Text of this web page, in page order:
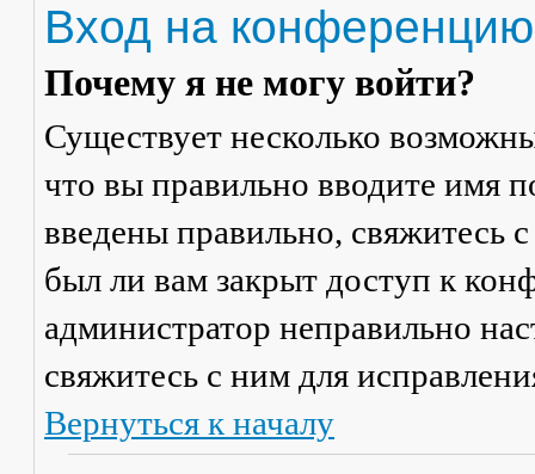
Вход на
Почему я не могу войти?
Существует несколько
что вы правильно вводите имя
введены правильно, свяжитесь
был ли вам закрыт доступ к
администратор неправильно
свяжитесь с ним для
Вернуться к началу